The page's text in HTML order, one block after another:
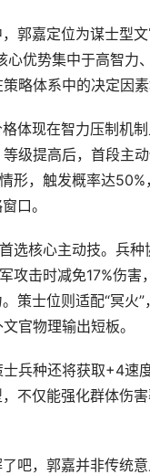
郭嘉定位为谋士型
心优势集中于高智
略体系中的决定因素
体现在智力压制机
级提高后，首段主
形，触发概率达
口。
选核心主动技。兵
攻击时减免17%伤
策士位则适配“冥火
官物理输出短板。
兵种还将获取+4速
不仅能强化群体伤
吧，郭嘉并非传统